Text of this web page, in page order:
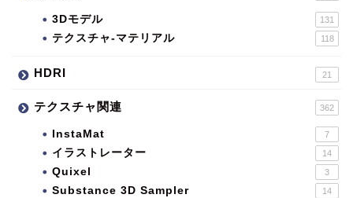
3Dモデル 131
テクスチャ-マテリアル 118
HDRI 21
テクスチャ関連 362
InstaMat 7
イラストレーター 14
Quixel 3
Substance 3D Sampler 14